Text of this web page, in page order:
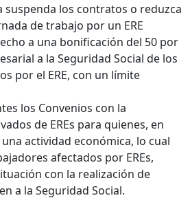
suspenda los contratos o reduzca
de trabajo por un ERE
a una bonificación del 50 por
a la Seguridad Social de los
por el ERE, con un límite
los Convenios con la
de EREs para quienes, en
actividad económica, lo cual
afectados por EREs,
con la realización de
a la Seguridad Social.